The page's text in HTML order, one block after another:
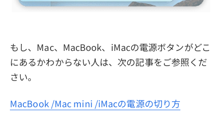
もし、Mac、MacBook、iMacの電源ボタンがどこ
にあるかわからない人は、次の記事をご参照くだ
さい。
MacBook /Mac mini /iMacの電源の切り方